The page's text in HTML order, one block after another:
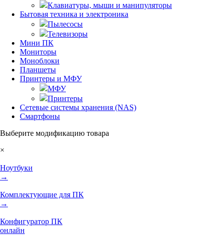
Клавиатуры, мыши и манипуляторы
Бытовая техника и электроника
Пылесосы
Телевизоры
Мини ПК
Мониторы
Моноблоки
Планшеты
Принтеры и МФУ
МФУ
Принтеры
Сетевые системы хранения (NAS)
Смартфоны
Выберите модификацию товара
×
Ноутбуки
→
Комплектующие для ПК
→
Конфигуратор ПК
онлайн